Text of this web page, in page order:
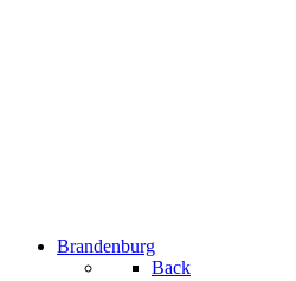
Brandenburg
Back